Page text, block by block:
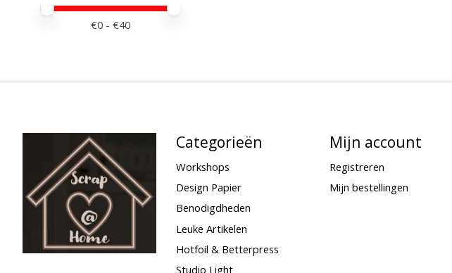
Minimale prijswaarde
Price maximum value
€0 - €40
Categorieën
Workshops
Design Papier
Benodigdheden
Leuke Artikelen
Hotfoil & Betterpress
Studio Light
Mijn account
Registreren
Mijn bestellingen